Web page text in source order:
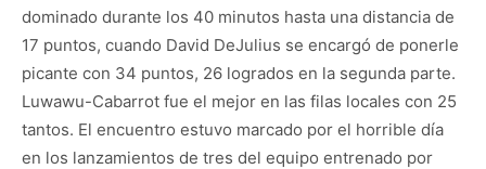
dominado durante los 40 minutos hasta una distancia de
17 puntos, cuando David DeJulius se encargó de ponerle
picante con 34 puntos, 26 logrados en la segunda parte.
Luwawu-Cabarrot fue el mejor en las filas locales con 25
tantos. El encuentro estuvo marcado por el horrible día
en los lanzamientos de tres del equipo entrenado por